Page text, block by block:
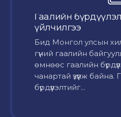
Гаалийн
үйлчилгээ
Бид Монгол улсын
гүний гаалийн
өмнөөс гаалийн
чанартай үзүүлж байна.
бүрдүүлэлтийг...